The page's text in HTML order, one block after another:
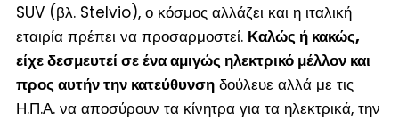
SUV (βλ. Stelvio), ο κόσμος αλλάζει και η ιταλική
εταιρία πρέπει να προσαρμοστεί. Καλώς ή κακώς,
είχε δεσμευτεί σε ένα αμιγώς ηλεκτρικό μέλλον και
προς αυτήν την κατεύθυνσηδούλευε αλλά με τις
Η.Π.Α. να αποσύρουν τα κίνητρα για τα ηλεκτρικά, την